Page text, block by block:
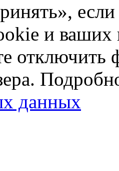
если
и
отключить
данных